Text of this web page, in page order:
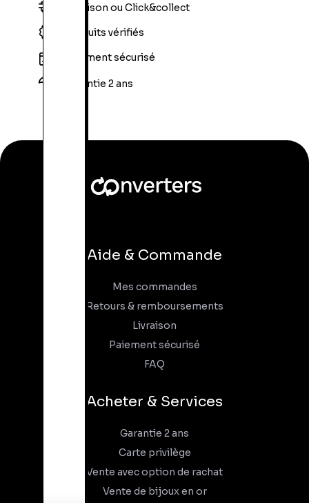
Livraison ou Click&collect
Produits vérifiés
Paiement sécurisé
Garantie 2 ans
Aide & Commande
Mes commandes
Retours & remboursements
Livraison
Paiement sécurisé
FAQ
Acheter & Services
Garantie 2 ans
Carte privilège
Vente avec option de rachat
Vente de bijoux en or